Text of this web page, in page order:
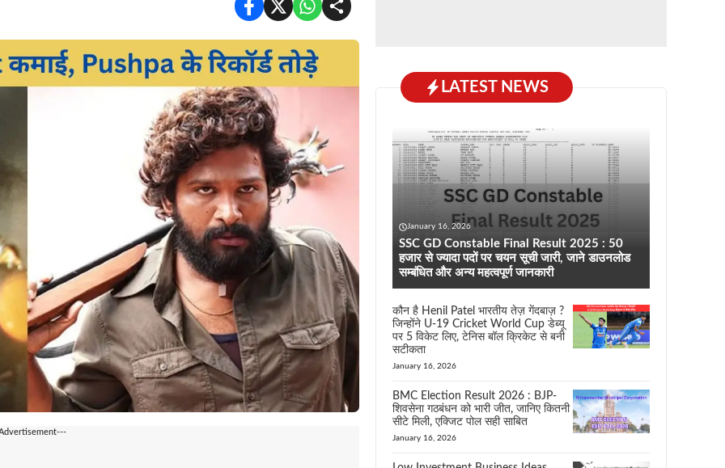
LATEST NEWS
January 16, 2026
SSC GD Constable Final Result 2025 : 50
हजार से ज्यादा पदों पर चयन सूची जारी, जाने डाउनलोड
सम्बंधित और अन्य महत्वपूर्ण जानकारी
कौन है Henil Patel भारतीय तेज़ गेंदबाज़ ?
जिन्होंने U-19 Cricket World Cup डेब्यू
पर 5 विकेट लिए, टेनिस बॉल क्रिकेट से बनी
सटीकता
January 16, 2026
BMC Election Result 2026 : BJP-
शिवसेना गठबंधन को भारी जीत, जानिए कितनी
सीटे मिली, एक्जिट पोल सही साबित
January 16, 2026